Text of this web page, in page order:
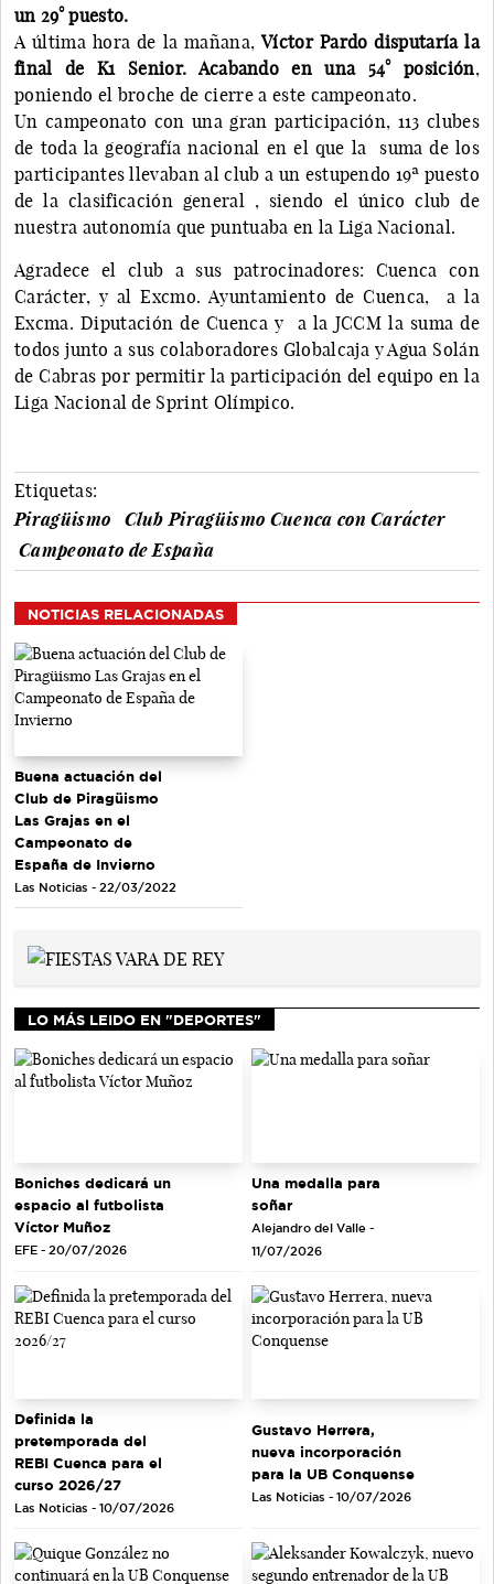
un 29° puesto.
A última hora de la mañana,Víctor Pardo disputaría la
final de K1 Senior. Acabando en una 54° posición,
poniendo el broche de cierre a este campeonato.
Un campeonato con una gran participación, 113 clubes
de toda la geografía nacional en el que la suma de los
participantes llevaban al club a un estupendo 19ª puesto
de la clasificación general , siendo el único club de
nuestra autonomía que puntuaba en la Liga Nacional.
Agradece el club a sus patrocinadores: Cuenca con
Carácter, y al Excmo. Ayuntamiento de Cuenca, a la
Excma. Diputación de Cuenca y a la JCCM la suma de
todos junto a sus colaboradores Globalcaja y Agua Solán
de Cabras por permitir la participación del equipo en la
Liga Nacional de Sprint Olímpico.
Etiquetas:
Piragüismo
Club Piragüismo Cuenca con Carácter
Campeonato de España
NOTICIAS RELACIONADAS
Buena actuación del
Club de Piragüismo
Las Grajas en el
Campeonato de
España de Invierno
Las Noticias - 22/03/2022
LO MÁS LEIDO EN "DEPORTES"
Boniches dedicará un
espacio al futbolista
Víctor Muñoz
EFE - 20/07/2026
Una medalla para
soñar
Alejandro del Valle -
11/07/2026
Definida la
pretemporada del
REBI Cuenca para el
curso 2026/27
Las Noticias - 10/07/2026
Gustavo Herrera,
nueva incorporación
para la UB Conquense
Las Noticias - 10/07/2026